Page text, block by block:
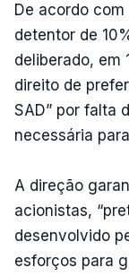
De acordo
detentor de
deliberado, em
direito de
SAD” por falta
necessária
A direção
acionistas,
desenvolvido
esforços para